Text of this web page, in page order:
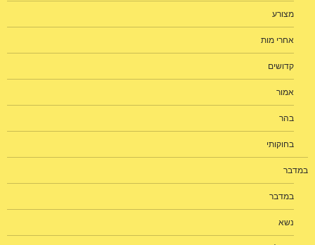
מצורע
אחרי מות
קדושים
אמור
בהר
בחוקותי
במדבר
במדבר
נשא